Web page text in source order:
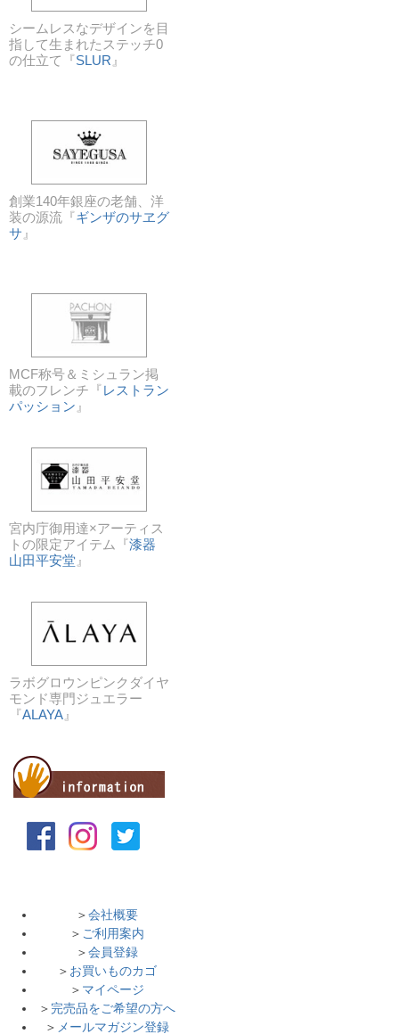
シームレスなデザインを目
指して生まれたステッチ0
の仕立て『SLUR 』
創業140年銀座の老舗、洋
装の源流『ギンザのサヱグ
サ 』
MCF称号＆ミシュラン掲
載のフレンチ『レストラン
パッション 』
宮内庁御用達×アーティス
トの限定アイテム『漆器
山田平安堂 』
ラボグロウンピンクダイヤ
モンド専門ジュエラー
『ALAYA 』
＞会社概要
＞ ご利用案内
＞会員登録
＞ お買いものカゴ
＞ マイページ
＞ 完売品をご希望の方へ
＞ メールマガジン登録